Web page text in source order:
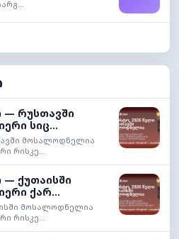
— რუსთავში
სიც...
მოსალოდნელია
რისკე...
— ქუთაისში
ქარ...
მოსალოდნელია
რისკე...